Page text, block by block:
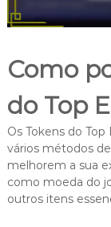
Como
do Top
Os Tokens do
vários métodos
melhorem a sua
como moeda do
outros itens